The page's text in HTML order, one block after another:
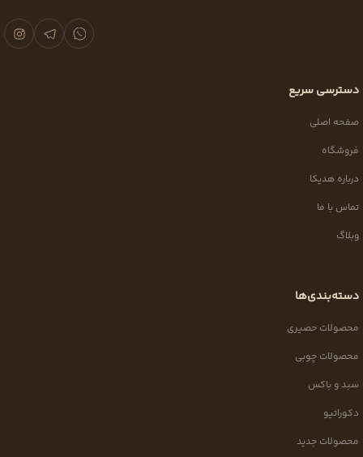
دسترسی سریع
صفحه اصلی
فروشگاه
درباره هدیکا
تماس با ما
وبلاگ
دسته‌بندی‌ها
محصولات حصیری
محصولات چوبی
سبد و باکس
دکوراتیو
محصولات جدید